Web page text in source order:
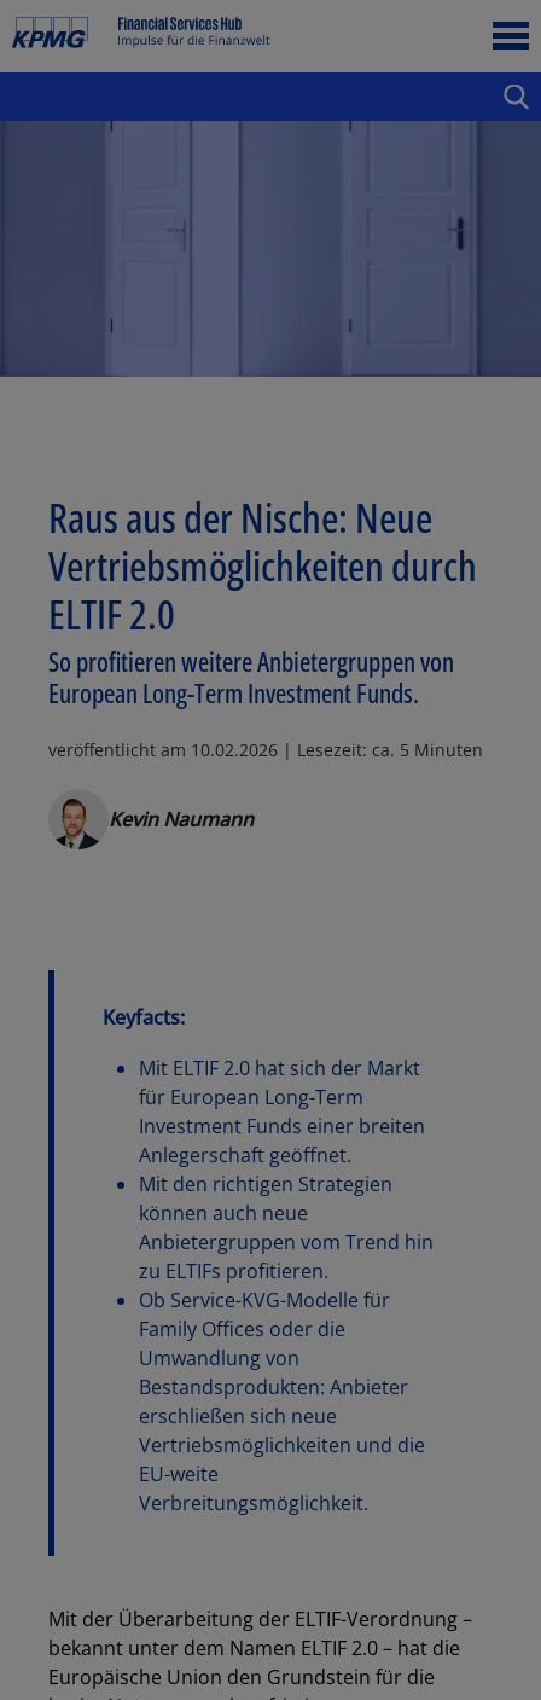
Raus aus der Nische: Neue
Vertriebsmöglichkeiten durch
ELTIF 2.0
So profitieren weitere Anbietergruppen von
European Long-Term Investment Funds.
veröffentlicht am 10.02.2026 | Lesezeit: ca. 5 Minuten
Kevin Naumann
Keyfacts:
Mit ELTIF 2.0 hat sich der Markt
für European Long-Term
Investment Funds einer breiten
Anlegerschaft geöffnet.
Mit den richtigen Strategien
können auch neue
Anbietergruppen vom Trend hin
zu ELTIFs profitieren.
Ob Service-KVG-Modelle für
Family Offices oder die
Umwandlung von
Bestandsprodukten: Anbieter
erschließen sich neue
Vertriebsmöglichkeiten und die
EU-weite
Verbreitungsmöglichkeit.
Mit der Überarbeitung der ELTIF-Verordnung –
bekannt unter dem Namen ELTIF 2.0 – hat die
Europäische Union den Grundstein für die